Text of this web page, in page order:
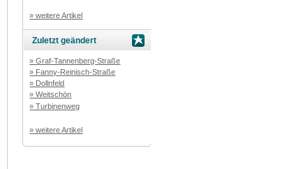
» weitere Artikel
Zuletzt geändert
» Graf-Tannenberg-Straße
» Fanny-Reinisch-Straße
» Dollnfeld
» Weitschön
» Turbinenweg
» weitere Artikel